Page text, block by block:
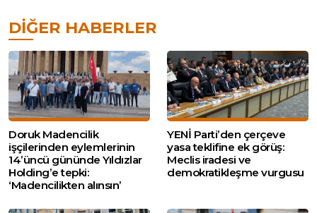
DIĞER HABERLER
Doruk Madencilik
işçilerinden eylemlerinin
14’üncü gününde Yıldızlar
Holding’e tepki:
‘Madencilikten alınsın’
YENİ Parti’den çerçeve
yasa teklifine ek görüş:
Meclis iradesi ve
demokratikleşme vurgusu